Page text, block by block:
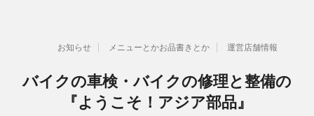
お知らせ メニューとかお品書きとか 運営店舗情報
バイクの車検・バイクの修理と整備の
『ようこそ！アジア部品』